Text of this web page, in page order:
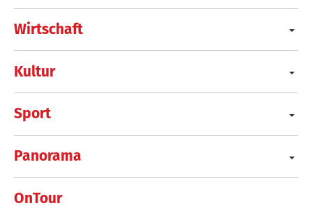
Wirtschaft
Kultur
Sport
Panorama
OnTour